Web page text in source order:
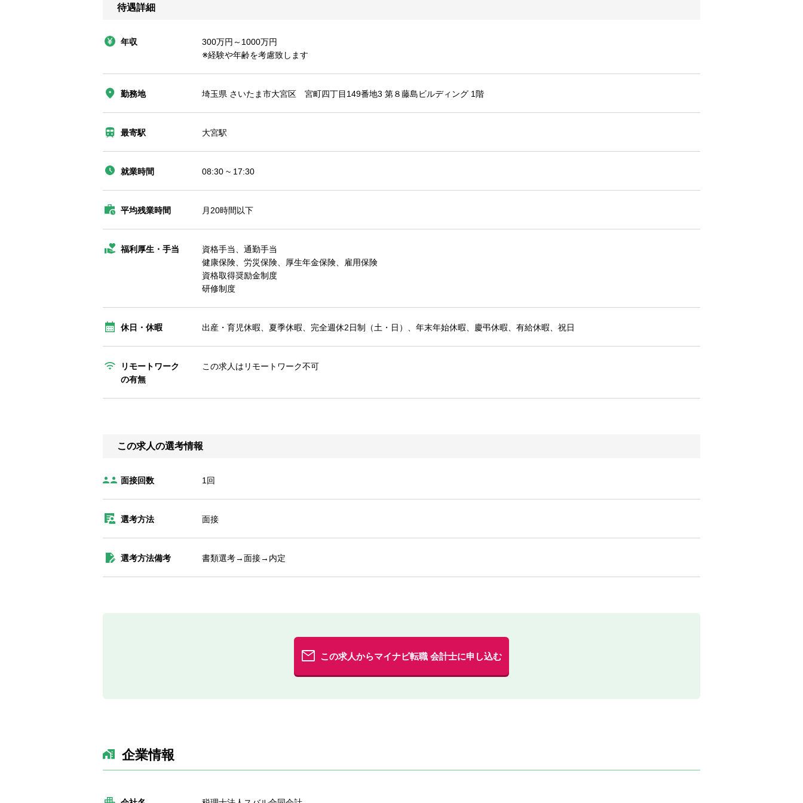
待遇詳細
年収
300万円～1000万円
※経験や年齢を考慮致します
勤務地 埼玉県 さいたま市大宮区 宮町四丁目149番地3 第８藤島ビルディング 1階
最寄駅 大宮駅
就業時間 08:30 ~ 17:30
平均残業時間 月20時間以下
福利厚生・手当
資格手当、通勤手当
健康保険、労災保険、厚生年金保険、雇用保険
資格取得奨励金制度
研修制度
休日・休暇 出産・育児休暇、夏季休暇、完全週休2日制（土・日）、年末年始休暇、慶弔休暇、有給休暇、祝日
リモートワーク
の有無
この求人はリモートワーク不可
この求人の選考情報
面接回数 1回
選考方法 面接
選考方法備考 書類選考→面接→内定
この求人からマイナビ転職 会計士に申し込む
企業情報